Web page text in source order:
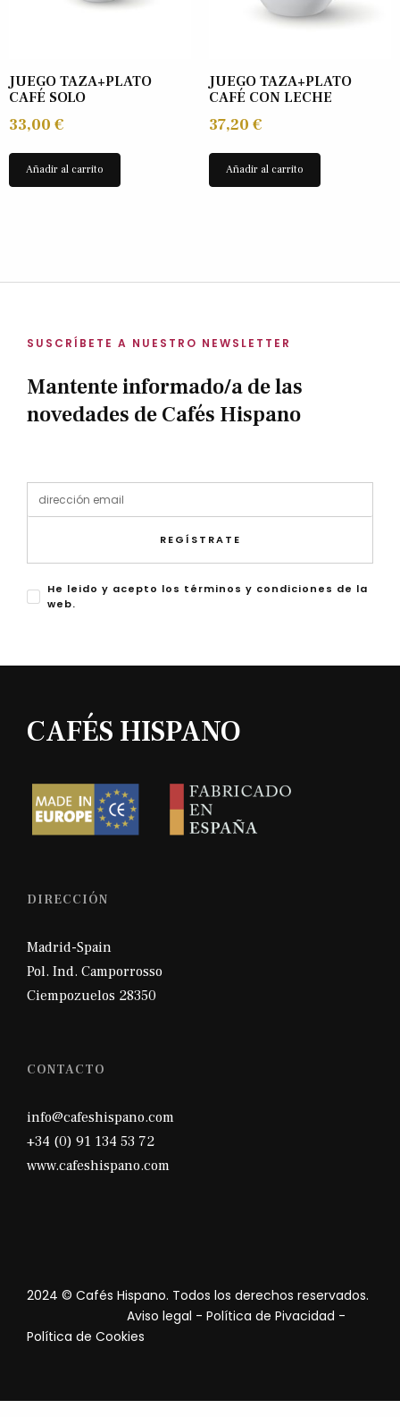
JUEGO TAZA+PLATO
CAFÉ SOLO
33,00 €
Añadir al carrito
JUEGO TAZA+PLATO
CAFÉ CON LECHE
37,20 €
Añadir al carrito
SUSCRÍBETE A NUESTRO NEWSLETTER
Mantente informado/a de las
novedades de Cafés Hispano
REGÍSTRATE
He leido y acepto los términos y condiciones de la
web.
CAFÉS HISPANO
DIRECCIÓN
Madrid-Spain
Pol. Ind. Camporrosso
Ciempozuelos 28350
CONTACTO
info@cafeshispano.com
+34 (0) 91 134 53 72
www.cafeshispano.com
2024 © Cafés Hispano. Todos los derechos reservados.
Aviso legal - Política de Pivacidad -
Política de Cookies